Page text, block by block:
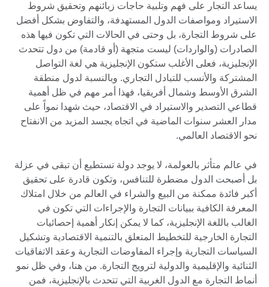
يساعد التجار على فهم وتلبية حاجات زبائنهم وتحقيق شروط
الاستيراد ومواصفات الدول المستهدفة، والتفاوض بشكل أفضل
على شروط التجارة، بل وحتى في الحالات التي تكون فيها هذه
الصادرات (والواردات) ليست متجهة (أو قادمة) من دول تتحدث
الإنجليزية، فعلى الأغلب ستكون الإنجليزية هي لغة التواصل
المشتركة والأنسب للتبادل التجاري. وبالنسبة لدول منطقة
الشرق الأوسط وشمال أفريقيا، فهذا أمر مهم في ظل أهمية
قطاعي التصدير والاستيراد في الاقتصاد، حيث شهدا نمواً على
مدار العشر سنوات الماضية في اتجاه يجسد المزيد من الانفتاح
نحو الاقتصاد العالمي.
في عالم متأثر بالعولمة، لا يوجد دولة تستطيع أن تبقى في عزلة
بل أصبحت الدول مضطرة للتنافس، وتكون قادرة على تحقيق
أكبر فائدة ممكنة من البيع والشراء في العالم من خلال امتلاك
المعرفة الكافية ببيانات التجارة والإجراءات التي تكون في
الغالب باللغة الإنجليزية، كما لا يمكن إنكار أهمية إحصائيات
التجارة الخارجية للتخطيط المتعلق بالتنمية الاقتصادية وتشكيل
السياسات التجارية وإجراء المفاوضات التجارية وعقد الاتفاقيات
الثنائية والإقليمية والدولية لترويج التجارة. من هنا، وفي ظل نمو
أنماط التجارة مع الدول الغربية التي تتحدث بالإنجليزية، فمن